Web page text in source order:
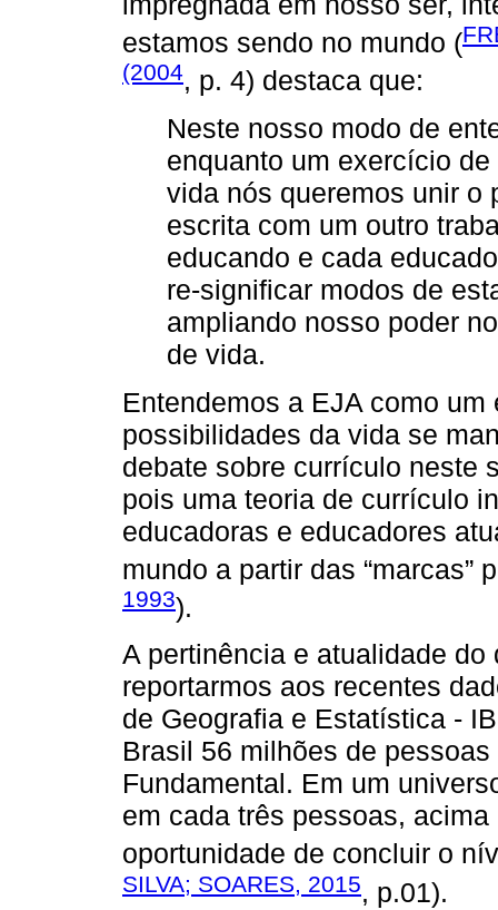
estamos sendo no mundo (
(2004, p. 4) destaca que:
Neste nosso modo de
enquanto um exercício
vida nós queremos unir o
escrita com um outro
educando e cada
re-significar modos de
ampliando nosso poder
de vida.
Entendemos a EJA como
possibilidades da vida se
debate sobre currículo neste
pois uma teoria de currículo
educadoras e educadores
mundo a partir das “marcas”
1993).
A pertinência e atualidade
reportarmos aos recentes
de Geografia e Estatística -
Brasil 56 milhões de
Fundamental. Em um
em cada três pessoas,
oportunidade de concluir o
SILVA; SOARES, 2015, p.01).